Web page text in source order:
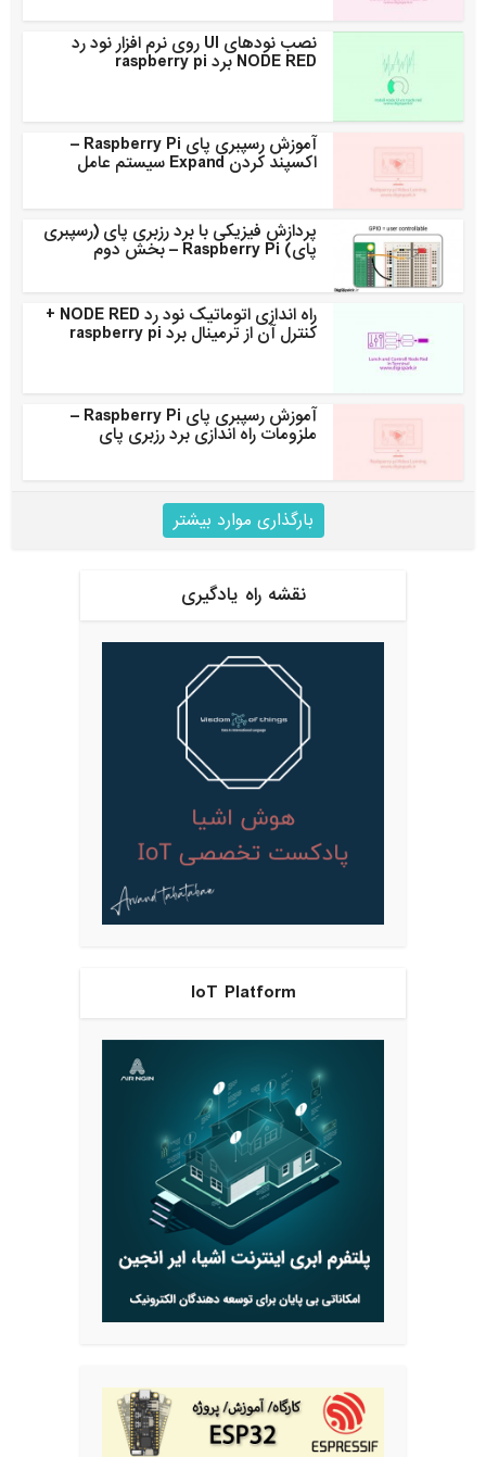
نصب نودهای UI روی نرم افزار نود رد
NODE RED برد raspberry pi
آموزش رسپبری پای Raspberry Pi –
اکسپند کردن Expand سیستم عامل
پردازش فیزیکی با برد رزبری پای (رسپبری
پای) Raspberry Pi – بخش دوم
راه اندازی اتوماتیک نود رد NODE RED +
کنترل آن از ترمینال برد raspberry pi
آموزش رسپبری پای Raspberry Pi –
ملزومات راه اندازی برد رزبری پای
بارگذاری موارد بیشتر
نقشه راه یادگیری
IoT Platform